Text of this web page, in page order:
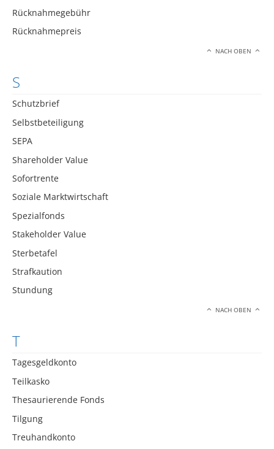
Rücknahmegebühr
Rücknahmepreis
NACH OBEN
S
Schutzbrief
Selbstbeteiligung
SEPA
Shareholder Value
Sofortrente
Soziale Marktwirtschaft
Spezialfonds
Stakeholder Value
Sterbetafel
Strafkaution
Stundung
NACH OBEN
T
Tagesgeldkonto
Teilkasko
Thesaurierende Fonds
Tilgung
Treuhandkonto